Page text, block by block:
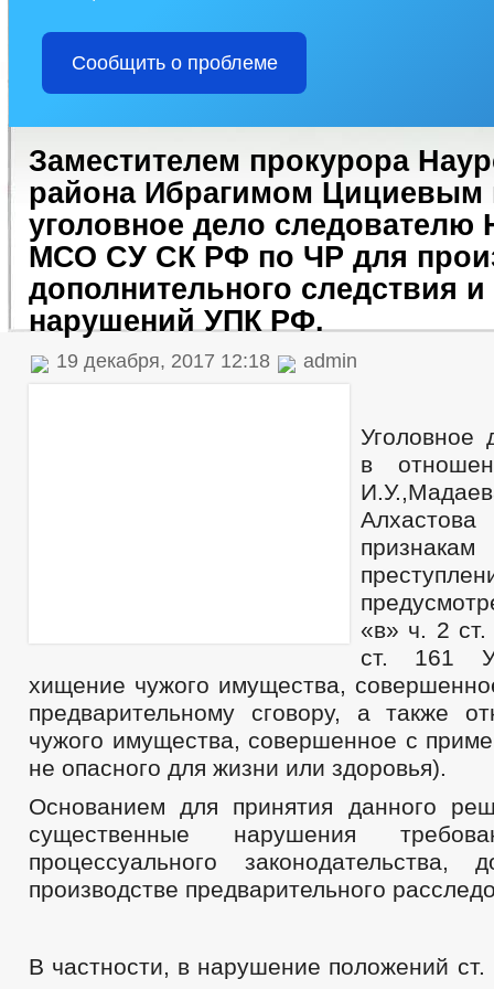
Сообщить о проблеме
Заместителем прокурора
района Ибрагимом Цициевым
уголовное дело следователю
МСО СУ СК РФ по ЧР для
дополнительного следствия и
нарушений УПК РФ.
19 декабря, 2017 12:18 admin
Уголовное
в
«в» ч. 2
ст. 161
хищение чужого имущества,
предварительному сговору, а также
чужого имущества, совершенное с
не опасного для жизни или здоровья).
Основанием для принятия данного
существенные нарушения
процессуального законодательства,
производстве предварительного
В частности, в нарушение положений